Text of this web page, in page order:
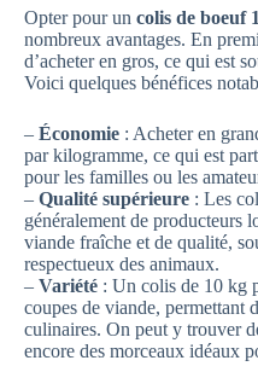
Opter pour un colis de boeuf
nombreux avantages. En
d’acheter en gros, ce qui est
Voici quelques bénéfices
– Économie : Acheter en
par kilogramme, ce qui est
pour les familles ou les
– Qualité supérieure : Les
généralement de producteurs
viande fraîche et de qualité,
respectueux des animaux.
– Variété : Un colis de 10 kg
coupes de viande, permettant
culinaires. On peut y trouver
encore des morceaux idéaux